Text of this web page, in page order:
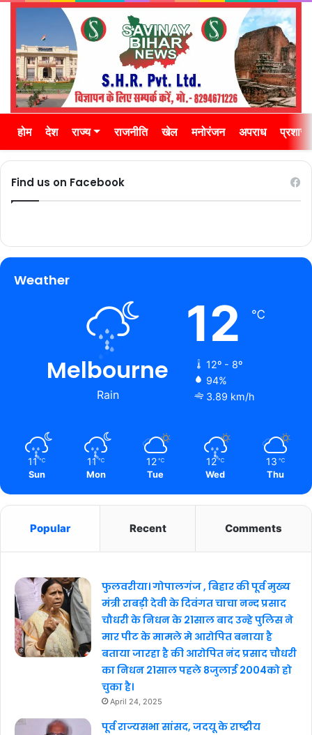
होम देश राज्य राजनीति खेल मनोरंजन अपराध
Find us on Facebook
Weather
Melbourne
Rain
12 ℃
12º - 8º
94%
3.89 km/h
11 ℃
Sun
11 ℃
Mon
12 ℃
Tue
12 ℃
Wed
13 ℃
Thu
Popular Recent Comments
फुलवरीया। गोपालगंज , बिहार की पूर्व मुख्य
मंत्री राबड़ी देवी के दिवंगत चाचा नन्द प्रसाद
चौधरी के निधन के 21साल बाद उन्हे पुलिस ने
मार पीट के मामले मे आरोपित बनाया है
बताया जारहा है की आरोपित नंद प्रसाद चौधरी
का निधन 21साल पहले 8जुलाई 2004को हो
चुका है।
April 24, 2025
पूर्व राज्यसभा सांसद, जदयू के राष्ट्रीय